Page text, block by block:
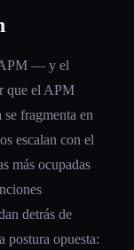
APM — y el
que el APM
fragmenta en
escalan con el
más ocupadas
detrás de
postura opuesta: